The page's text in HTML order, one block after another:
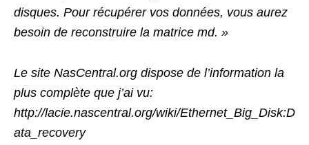
disques. Pour récupérer vos données, vous aurez
besoin de reconstruire la matrice md. »
Le site NasCentral.org dispose de l’information la
plus complète que j’ai vu:
http://lacie.nascentral.org/wiki/Ethernet_Big_Disk:D
ata_recovery